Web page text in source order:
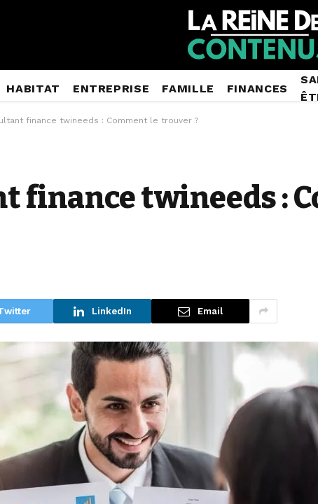
HABITAT ENTREPRISE FAMILLE FINANCES
finance twineeds : Comment le trouver ?
finance twineeds :
LinkedIn Email